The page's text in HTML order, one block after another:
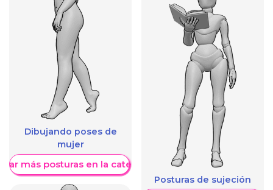
Dibujando poses de
mujer
más posturas en la categoría
Posturas de sujeción